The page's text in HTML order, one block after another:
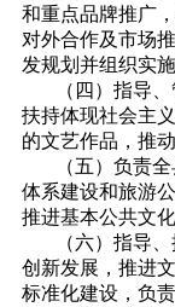
和重点品牌推广
对外合作及市场
发规划并组织实
（四）指导
扶持体现社会主
的文艺作品，推
（五）负责
体系建设和旅游
推进基本公共文
（六）指导
创新发展，推进
标准化建设，负